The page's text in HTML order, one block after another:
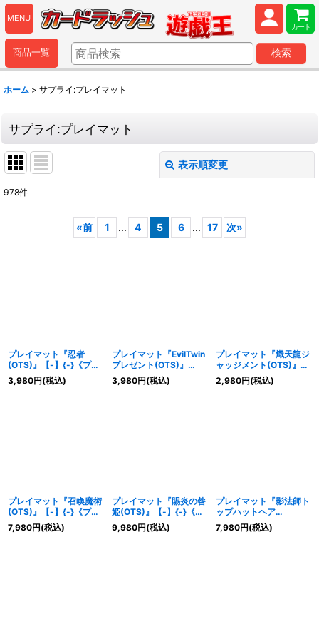
MENU
カート
商品一覧 検索
ホーム > サプライ:プレイマット
サプライ:プレイマット
表示順変更
978件
«前 1 ... 4 5 6 ... 17 次»
プレイマット『忍者
(OTS)』【-】{-}《プレ
イマット》
3,980円(税込)
プレイマット『EvilTwin
プレゼント(OTS)』
【-】{-}《プレイマッ
ト》
3,980円(税込)
プレイマット『熾天龍ジ
ャッジメント(OTS)』
【-】{-}《プレイマッ
ト》
2,980円(税込)
プレイマット『召喚魔術
(OTS)』【-】{-}《プレ
イマット》
7,980円(税込)
プレイマット『賜炎の咎
姫(OTS)』【-】{-}《プ
レイマット》
9,980円(税込)
プレイマット『影法師ト
ップハットヘア
(JUDGE2025)』【-】
{-}《プレイマット》
7,980円(税込)